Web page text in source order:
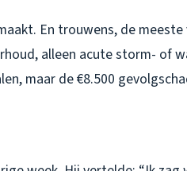
En trouwens, de
alleen acute storm- of
maar de €8.500